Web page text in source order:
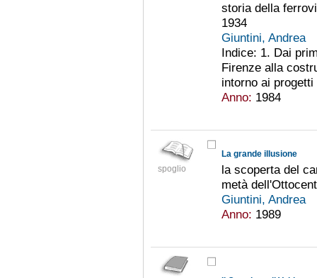
storia della
1934
Giuntini, Andrea
Indice: 1. Dai
Firenze alla
intorno ai
Anno: 1984
spoglio
La grande illusione
la scoperta del
metà
Giuntini, Andrea
Anno: 1989